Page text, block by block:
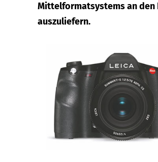
Mittelformatsystems an den
auszuliefern.